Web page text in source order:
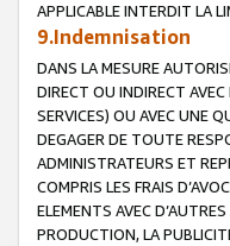
APPLICABLE INTERDIT LA
9.Indemnisation
DANS LA MESURE
DIRECT OU INDIRECT
SERVICES) OU AVEC UNE
DEGAGER DE TOUTE
ADMINISTRATEURS ET
COMPRIS LES FRAIS
ELEMENTS AVEC
PRODUCTION, LA